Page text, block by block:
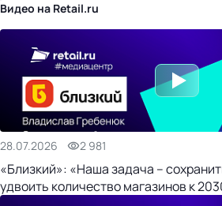
Видео на Retail.ru
28.07.2026 2 981
«Близкий»: «Наша задача –
удвоить количество магазинов к